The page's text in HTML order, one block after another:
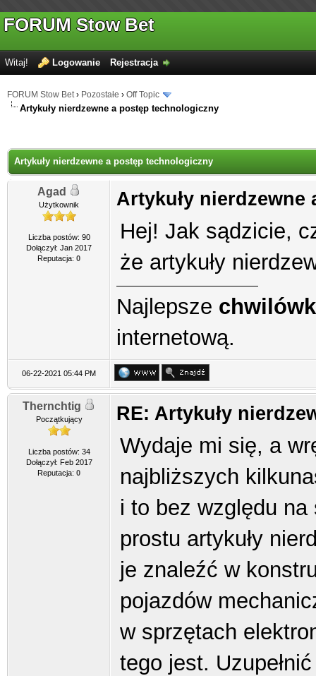
FORUM Stow Bet
Witaj! Logowanie Rejestracja
FORUM Stow Bet› Pozostałe › Off Topic
Artykuły nierdzewne a postęp technologiczny
Artykuły nierdzewne a postęp technologiczny
Agad
Użytkownik
Liczba postów: 90
Dołączył: Jan 2017
Reputacja: 0
Artykuły
Hej! Jak sądzicie,
że artykuły
Najlepsze
internetową.
06-22-2021 05:44 PM
Thernchtig
Początkujący
Liczba postów: 34
Dołączył: Feb 2017
Reputacja: 0
RE: Artykuły
Wydaje mi się, a
najbliższych
i to bez względu
prostu artykuły
je znaleźć w
pojazdów
w sprzętach
tego jest.